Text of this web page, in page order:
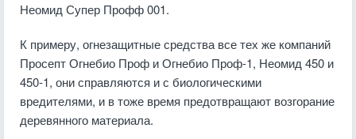
Неомид Супер Профф 001.
К примеру, огнезащитные средства все тех же компаний
Просепт Огнебио Проф и Огнебио Проф-1, Неомид 450 и
450-1, они справляются и с биологическими
вредителями, и в тоже время предотвращают возгорание
деревянного материала.